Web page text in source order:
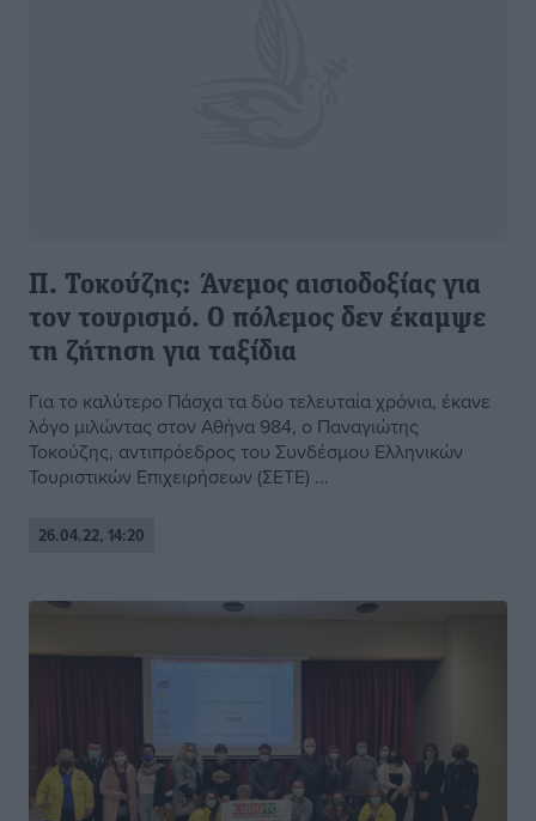
Π. Τοκούζης: Άνεμος αισιοδοξίας για
τον τουρισμό. Ο πόλεμος δεν έκαμψε
τη ζήτηση για ταξίδια
Για το καλύτερο Πάσχα τα δύο τελευταία χρόνια, έκανε
λόγο μιλώντας στον Αθήνα 984, ο Παναγιώτης
Τοκούζης, αντιπρόεδρος του Συνδέσμου Ελληνικών
Τουριστικών Επιχειρήσεων (ΣΕΤΕ) ...
26.04.22, 14:20